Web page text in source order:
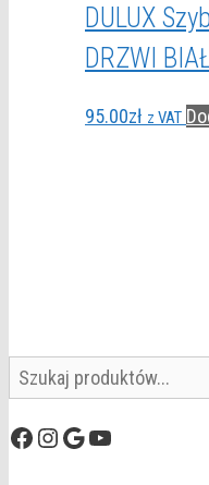
DULUX
DRZWI
95.00zł z VAT
Szukaj
Facebook
Instagram
GoogleYouTube